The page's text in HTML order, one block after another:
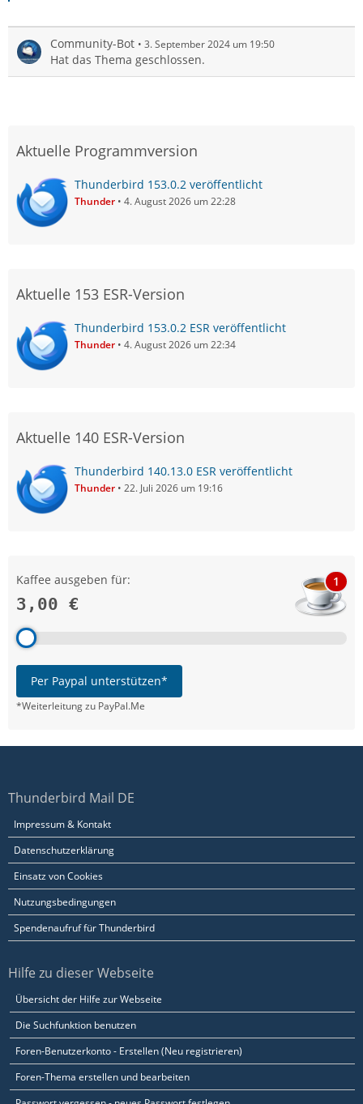
Community-Bot 3. September 2024 um 19:50
Hat das Thema geschlossen.
Aktuelle Programmversion
Thunderbird 153.0.2 veröffentlicht
Thunder 4. August 2026 um 22:28
Aktuelle 153 ESR-Version
Thunderbird 153.0.2 ESR veröffentlicht
Thunder 4. August 2026 um 22:34
Aktuelle 140 ESR-Version
Thunderbird 140.13.0 ESR veröffentlicht
Thunder 22. Juli 2026 um 19:16
Kaffee ausgeben für:
3,00 €
1
Per Paypal unterstützen*
*Weiterleitung zu PayPal.Me
Thunderbird Mail DE
Impressum & Kontakt
Datenschutzerklärung
Einsatz von Cookies
Nutzungsbedingungen
Spendenaufruf für Thunderbird
Hilfe zu dieser Webseite
Übersicht der Hilfe zur Webseite
Die Suchfunktion benutzen
Foren-Benutzerkonto - Erstellen (Neu registrieren)
Foren-Thema erstellen und bearbeiten